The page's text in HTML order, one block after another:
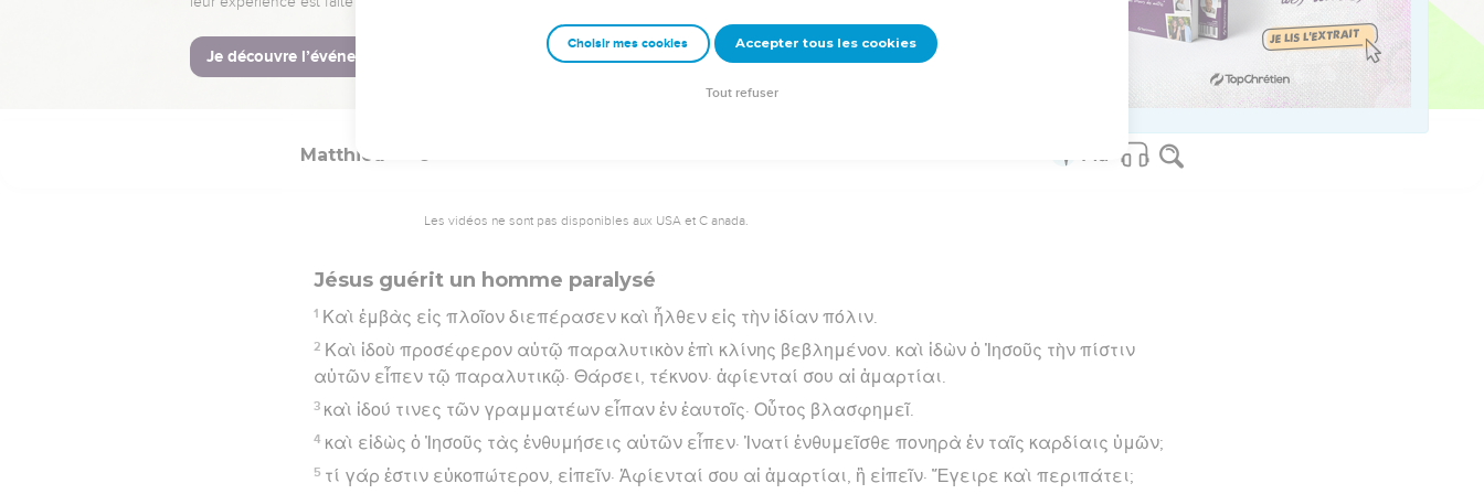
μεταβῇ ἀπὸ τῶν ὁρίων αὐτῶν.
Hébreu : © Westminster Leningrad Codex - tanach.us --- Grec : © 2010 by the Society of Biblical Literature and Logos Bible Software - sblgnt.com
Les vidéos ne sont pas disponibles aux USA et C anada.
Jésus guérit un homme paralysé
1 Καὶ ἐμβὰς εἰς πλοῖον διεπέρασεν καὶ ἦλθεν εἰς τὴν ἰδίαν πόλιν.
2 Καὶ ἰδοὺ προσέφερον αὐτῷ παραλυτικὸν ἐπὶ κλίνης βεβλημένον. καὶ ἰδὼν ὁ Ἰησοῦς τὴν πίστιν
αὐτῶν εἶπεν τῷ παραλυτικῷ· Θάρσει, τέκνον· ἀφίενταί σου αἱ ἁμαρτίαι.
3 καὶ ἰδού τινες τῶν γραμματέων εἶπαν ἐν ἑαυτοῖς· Οὗτος βλασφημεῖ.
4 καὶ εἰδὼς ὁ Ἰησοῦς τὰς ἐνθυμήσεις αὐτῶν εἶπεν· Ἱνατί ἐνθυμεῖσθε πονηρὰ ἐν ταῖς καρδίαις ὑμῶν;
5 τί γάρ ἐστιν εὐκοπώτερον, εἰπεῖν· Ἀφίενταί σου αἱ ἁμαρτίαι, ἢ εἰπεῖν· Ἔγειρε καὶ περιπάτει;
Choisir mes cookies Accepter tous les cookies
Tout refuser